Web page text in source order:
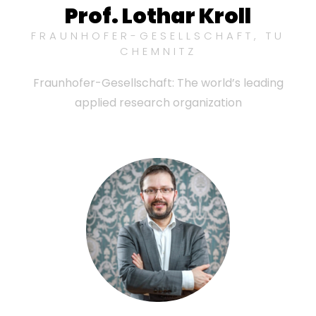
Prof. Lothar Kroll
FRAUNHOFER-GESELLSCHAFT, TU
CHEMNITZ
Fraunhofer-Gesellschaft: The world’s leading
applied research organization